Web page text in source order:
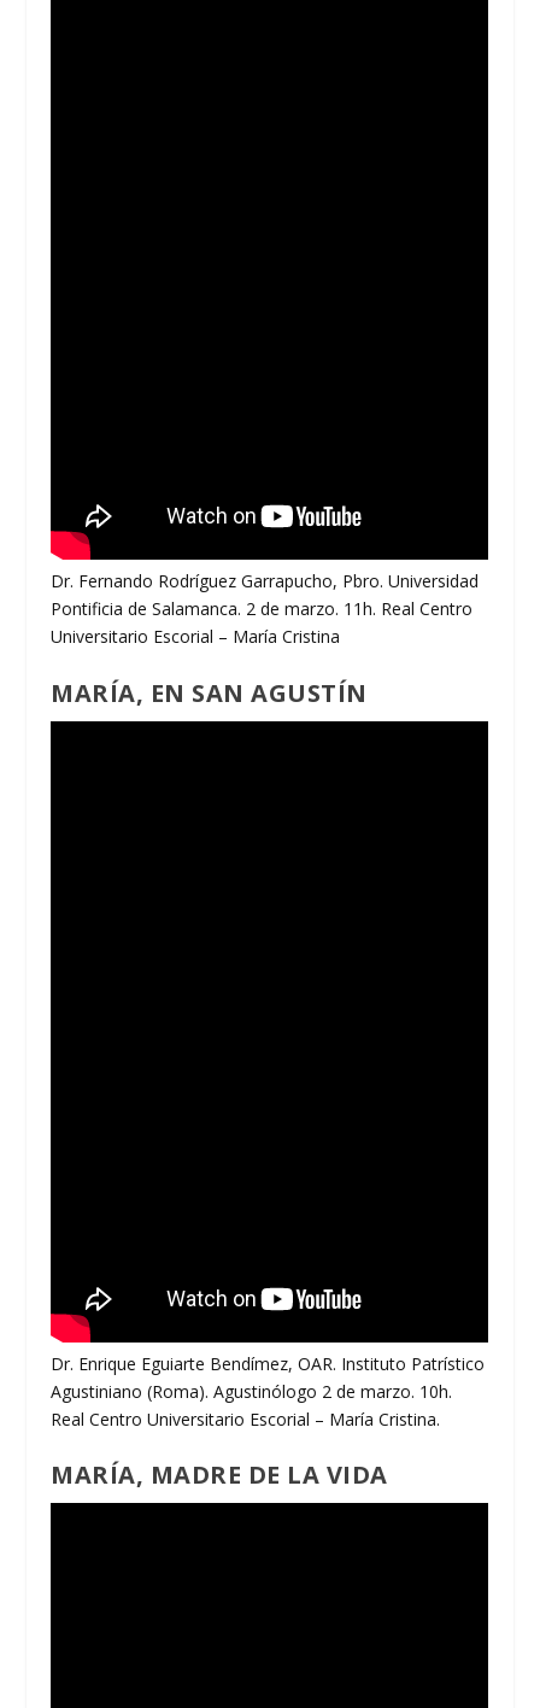
Dr. Fernando Rodríguez Garrapucho, Pbro. Universidad
Pontificia de Salamanca. 2 de marzo. 11h. Real Centro
Universitario Escorial – María Cristina
MARÍA, EN SAN AGUSTÍN
Dr. Enrique Eguiarte Bendímez, OAR. Instituto Patrístico
Agustiniano (Roma). Agustinólogo 2 de marzo. 10h.
Real Centro Universitario Escorial – María Cristina.
MARÍA, MADRE DE LA VIDA